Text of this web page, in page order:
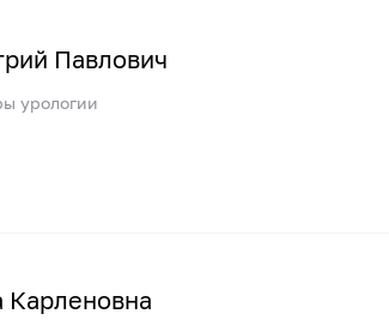
Павлович
урологии
Карленовна